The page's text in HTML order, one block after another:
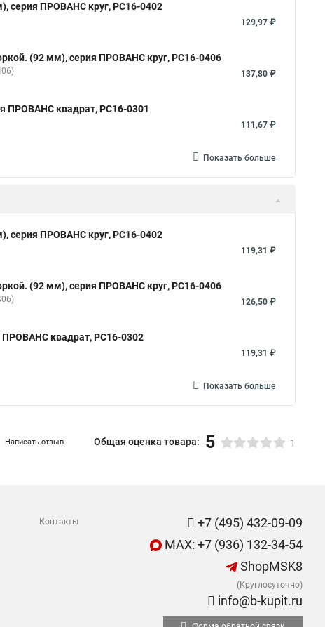
серия ПРОВАНС круг, РС16-0402
129,97 ₽
(92 мм), серия ПРОВАНС круг, РС16-0406
137,80 ₽
ПРОВАНС квадрат, РС16-0301
111,67 ₽
Показать больше
серия ПРОВАНС круг, РС16-0402
119,31 ₽
(92 мм), серия ПРОВАНС круг, РС16-0406
126,50 ₽
ПРОВАНС квадрат, РС16-0302
119,31 ₽
Показать больше
Написать отзыв Общая оценка товара: 5 1
Контакты
+7 (495) 432-09-09
MAX: +7 (936) 132-34-54
ShopMSK8
(Круглосуточно)
info@b-kupit.ru